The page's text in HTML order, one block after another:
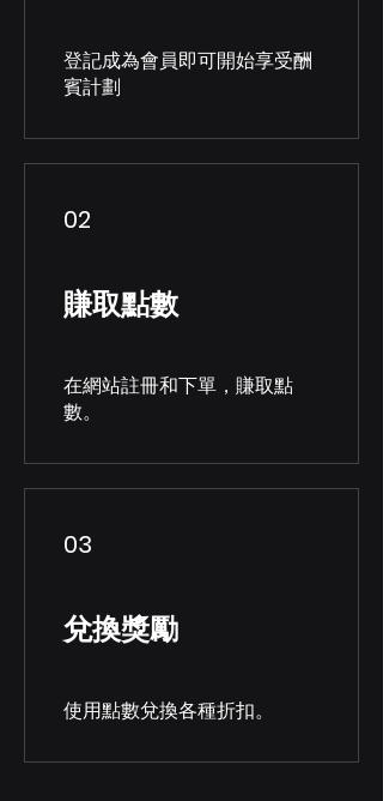
登記成為會員即可開始享受酬
賓計劃
02
賺取點數
在網站註冊和下單，賺取點
數。
03
兌換獎勵
使用點數兌換各種折扣。